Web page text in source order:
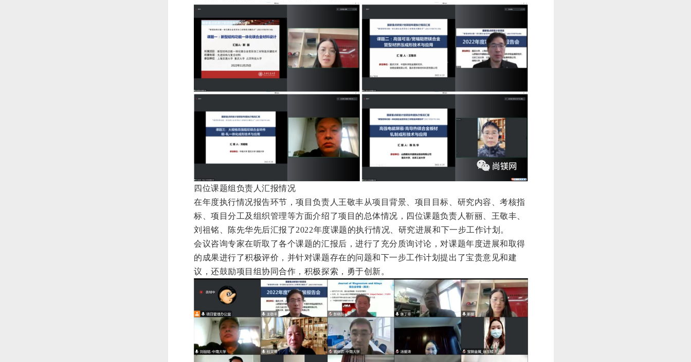
四位课题组负责人汇报情况
在年度执行情况报告环节，项目负责人王敬丰从项目背景、项目目标、研究内容、考核指
标、项目分工及组织管理等方面介绍了项目的总体情况，四位课题负责人靳丽、王敬丰、
刘祖铭、陈先华先后汇报了2022年度课题的执行情况、研究进展和下一步工作计划。
会议咨询专家在听取了各个课题的汇报后，进行了充分质询讨论，对课题年度进展和取得
的成果进行了积极评价，并针对课题存在的问题和下一步工作计划提出了宝贵意见和建
议，还鼓励项目组协同合作，积极探索，勇于创新。